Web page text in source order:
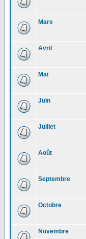
Mars
Avril
Mai
Juin
Juillet
Août
Septembre
Octobre
Novembre